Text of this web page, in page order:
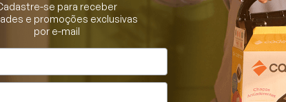
se para receber
e promoções exclusivas
por e-mail